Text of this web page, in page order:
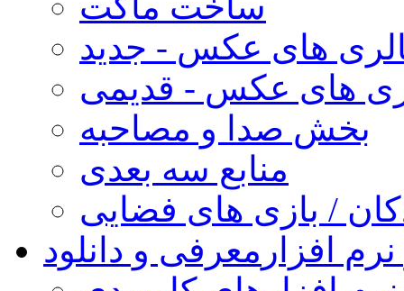
های عکس - جدید
های عکس - قدیمی
بخش صدا و مصاحبه
منابع سه بعدی
/ بازی های فضایی
افزار معرفی و دانلود